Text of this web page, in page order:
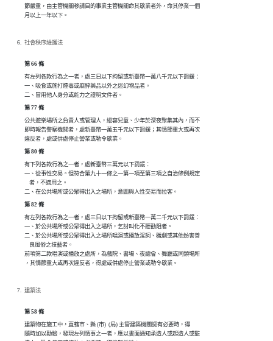
節嚴重，由主管機關移請目的事業主管機關命其歇業者外，命其停業一個
月以上一年以下。
社會秩序維護法
第 66 條
有左列各款行為之一者，處三日以下拘留或新臺幣一萬八千元以下罰鍰：
一、吸食或施打煙毒或麻醉藥品以外之迷幻物品者。
二、冒用他人身分或能力之證明文件者。
第 77 條
公共遊樂場所之負責人或管理人，縱容兒童、少年於深夜聚集其內，而不
即時報告警察機關者，處新臺幣一萬五千元以下罰鍰；其情節重大或再次
違反者，處或併處停止營業或勒令歇業。
第 80 條
有下列各款行為之一者，處新臺幣三萬元以下罰鍰：
一、從事性交易。但符合第九十一條之一第一項至第三項之自治條例規定
    者，不適用之。
二、在公共場所或公眾得出入之場所，意圖與人性交易而拉客。
第 82 條
有左列各款行為之一者，處三日以下拘留或新臺幣一萬二千元以下罰鍰：
一、於公共場所或公眾得出入之場所，乞討叫化不聽勸阻者。
二、於公共場所或公眾得出入之場所唱演或播放淫詞、穢劇或其他妨害善
    良風俗之技藝者。
前項第二款唱演或播放之處所，為戲院、書場、夜總會、舞廳或同類場所
，其情節重大或再次違反者，得處或併處停止營業或勒令歇業。
建築法
第 58 條
建築物在施工中，直轄市、縣 (市)  (局) 主管建築機關認有必要時，得
隨時加以勘驗，發現左列情事之一者，應以書面通知承造人或起造人或監